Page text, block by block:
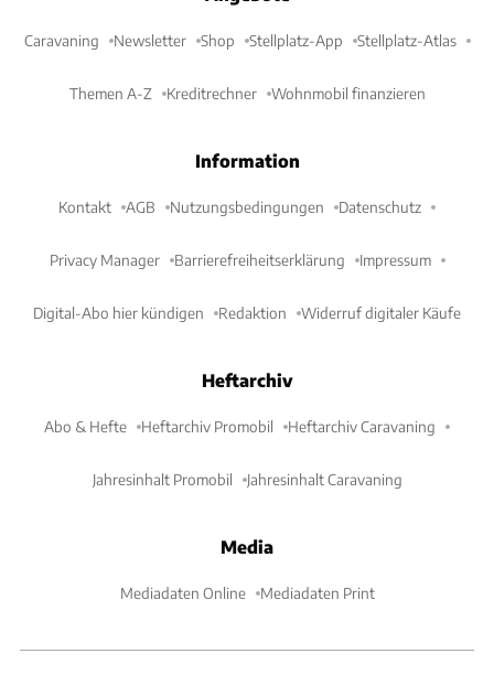
Caravaning Newsletter Shop Stellplatz-App Stellplatz-Atlas
Themen A-Z Kreditrechner Wohnmobil finanzieren
Information
Kontakt AGB Nutzungsbedingungen Datenschutz
Privacy Manager Barrierefreiheitserklärung Impressum
Digital-Abo hier kündigen Redaktion Widerruf digitaler Käufe
Heftarchiv
Abo & Hefte Heftarchiv Promobil Heftarchiv Caravaning
Jahresinhalt Promobil Jahresinhalt Caravaning
Media
Mediadaten Online Mediadaten Print